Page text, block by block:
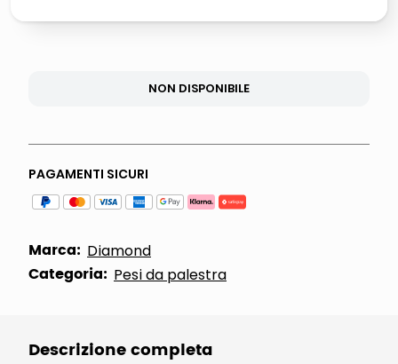
NON DISPONIBILE
PAGAMENTI SICURI
Marca: Diamond
Categoria: Pesi da palestra
Descrizione completa